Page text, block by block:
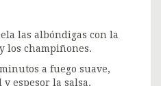
las albóndigas con la
los champiñones.
a fuego suave,
espesor la salsa.